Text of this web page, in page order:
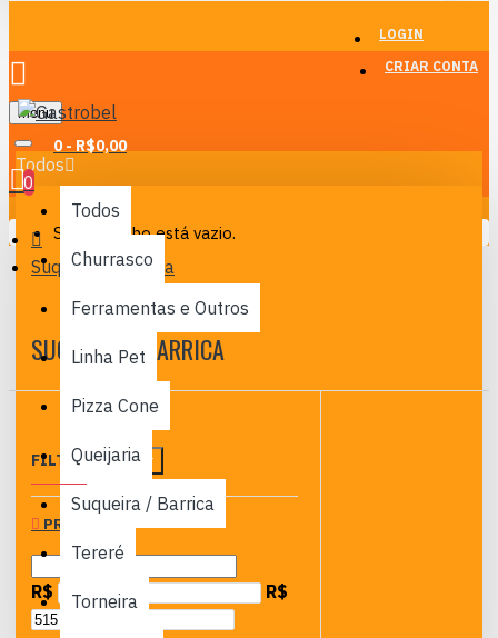
LOGIN
CRIAR CONTA
Menu
0 - R$0,00
0
Seu carrinho está vazio.
Todos
Todos
Churrasco
Ferramentas e Outros
Linha Pet
Pizza Cone
Queijaria
Suqueira / Barrica
Tereré
Torneira
Suqueira / Barrica
SUQUEIRA / BARRICA
FILTRO Limpar
PREÇO
R$ R$